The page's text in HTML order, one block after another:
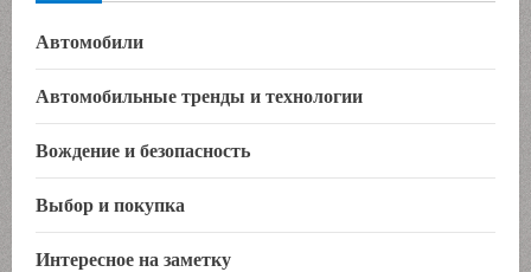
Автомобили
Автомобильные тренды и технологии
Вождение и безопасность
Выбор и покупка
Интересное на заметку